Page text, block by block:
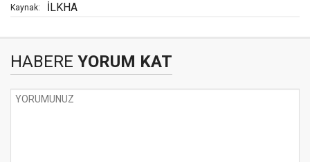
Kaynak: İLKHA
HABERE YORUM KAT